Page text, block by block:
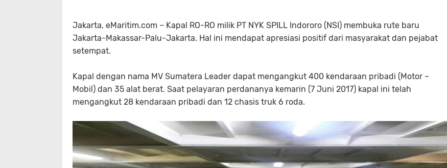
Jakarta, eMaritim.com – Kapal RO-RO milik PT NYK SPILL Indororo (NSI) membuka rute baru
Jakarta-Makassar-Palu-Jakarta. Hal ini mendapat apresiasi positif dari masyarakat dan pejabat
setempat.
Kapal dengan nama MV Sumatera Leader dapat mengangkut 400 kendaraan pribadi (Motor –
Mobil) dan 35 alat berat. Saat pelayaran perdananya kemarin (7 Juni 2017) kapal ini telah
mengangkut 28 kendaraan pribadi dan 12 chasis truk 6 roda.